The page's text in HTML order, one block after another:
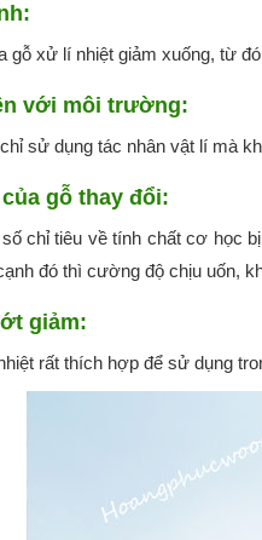
gỗ xử lí nhiệt giảm xuống, từ
với môi trường:
sử dụng tác nhân vật lí mà
gỗ thay đổi:
chỉ tiêu về tính chất cơ học
đó thì cường độ chịu uốn,
giảm:
rất thích hợp để sử dụng